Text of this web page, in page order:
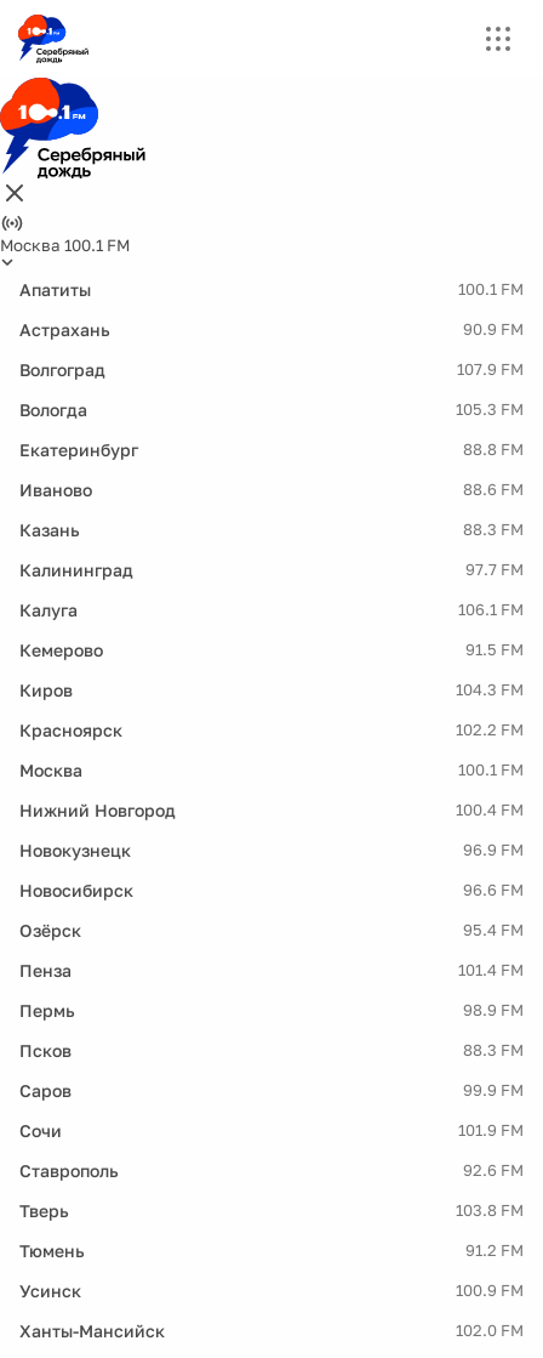
Москва 100.1 FM
Апатиты 100.1 FM
Астрахань 90.9 FM
Волгоград 107.9 FM
Вологда 105.3 FM
Екатеринбург 88.8 FM
Иваново 88.6 FM
Казань 88.3 FM
Калининград 97.7 FM
Калуга 106.1 FM
Кемерово 91.5 FM
Киров 104.3 FM
Красноярск 102.2 FM
Москва 100.1 FM
Нижний Новгород 100.4 FM
Новокузнецк 96.9 FM
Новосибирск 96.6 FM
Озёрск 95.4 FM
Пенза 101.4 FM
Пермь 98.9 FM
Псков 88.3 FM
Саров 99.9 FM
Сочи 101.9 FM
Ставрополь 92.6 FM
Тверь 103.8 FM
Тюмень 91.2 FM
Усинск 100.9 FM
Ханты-Мансийск 102.0 FM